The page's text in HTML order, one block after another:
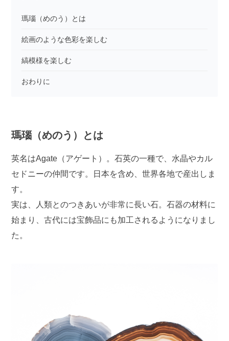
瑪瑙（めのう）とは
絵画のような色彩を楽しむ
縞模様を楽しむ
おわりに
瑪瑙（めのう）とは
英名はAgate（アゲート）。石英の一種で、水晶やカル
セドニーの仲間です。日本を含め、世界各地で産出しま
す。
実は、人類とのつきあいが非常に長い石。石器の材料に
始まり、古代には宝飾品にも加工されるようになりまし
た。